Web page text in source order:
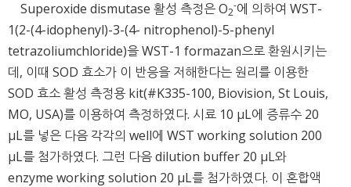
Superoxide dismutase 활성 측정은 O2
-에 의하여 WST-
1(2-(4-idophenyl)-3-(4- nitrophenol)-5-phenyl
tetrazoliumchloride)을 WST-1 formazan으로 환원시키는
데, 이때 SOD 효소가 이 반응을 저해한다는 원리를 이용한
SOD 효소 활성 측정용 kit(#K335-100, Biovision, St Louis,
MO, USA)를 이용하여 측정하였다. 시료 10 μL에 증류수 20
μL를 넣은 다음 각각의 well에 WST working solution 200
μL를 첨가하였다. 그런 다음 dilution buffer 20 μL와
enzyme working solution 20 μL를 첨가하였다. 이 혼합액